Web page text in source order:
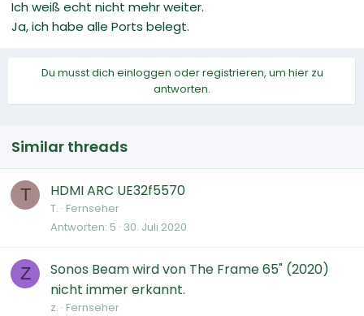
Ich weiß echt nicht mehr weiter.
Ja, ich habe alle Ports belegt.
Du musst dich einloggen oder registrieren, um hier zu
antworten.
Similar threads
T HDMI ARC UE32f5570
T. Fernseher
Antworten 5 30. Juli 2020
Z
Sonos Beam wird von The Frame 65" (2020)
nicht immer erkannt.
z. Fernseher